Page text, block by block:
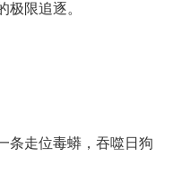
极限追逐。
条走位毒蟒，吞噬日狗